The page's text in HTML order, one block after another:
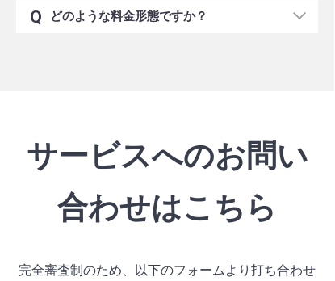
どのような料金形態ですか？
サービスへのお問い
合わせはこちら
完全審査制のため、以下のフォームより打ち合わせ